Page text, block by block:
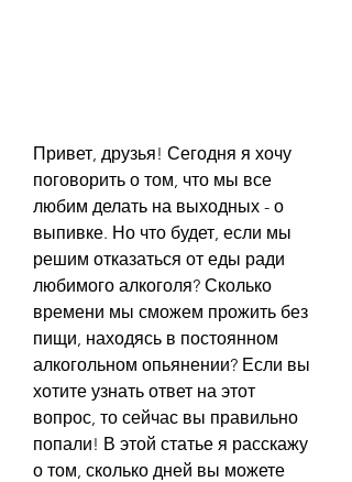
Привет, друзья! Сегодня я хочу
поговорить о том, что мы все
любим делать на выходных - о
выпивке. Но что будет, если мы
решим отказаться от еды ради
любимого алкоголя? Сколько
времени мы сможем прожить без
пищи, находясь в постоянном
алкогольном опьянении? Если вы
хотите узнать ответ на этот
вопрос, то сейчас вы правильно
попали! В этой статье я расскажу
о том, сколько дней вы можете